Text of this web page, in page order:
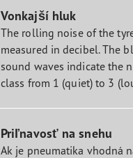
Vonkajší hluk
The rolling noise of the
measured in decibel. The
sound waves indicate the
class from 1 (quiet) to 3
Priľnavosť na snehu
Ak je pneumatika vhodná